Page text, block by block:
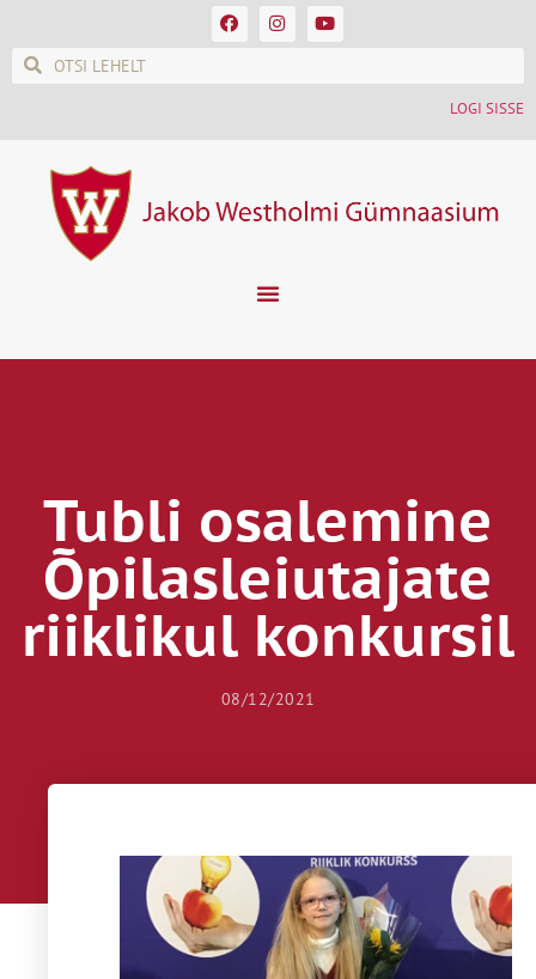
LOGI SISSE
Tubli osalemine
Õpilasleiutajate
riiklikul konkursil
08/12/2021